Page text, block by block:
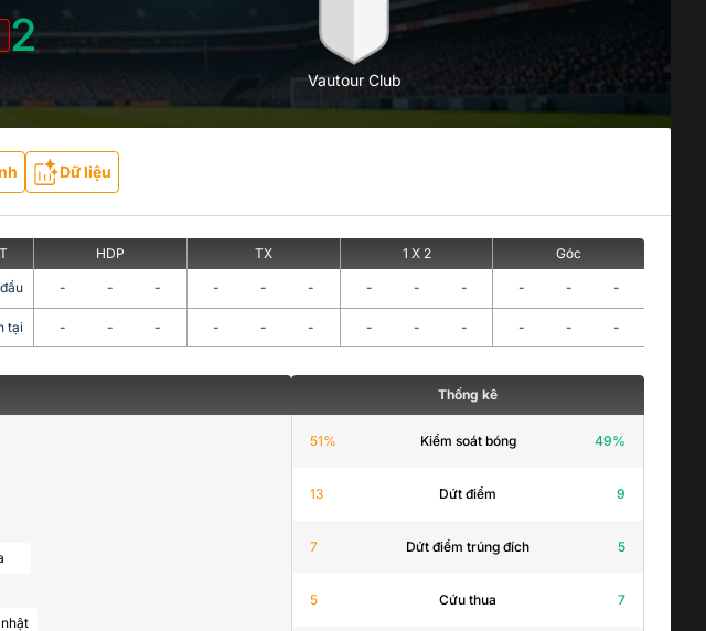
2
Vautour Club
Dữ liệu
HDP TX 1 X 2 Góc
- - - - - - - - - - - -
tại - - - - - - - - - - - -
Thống kê
51% Kiểm soát bóng 49%
13 Dứt điểm 9
7 Dứt điểm trúng đích 5
5 Cứu thua 7